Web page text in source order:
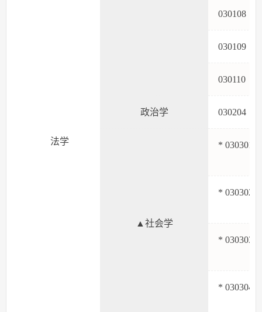
法学
政治学
▲社会学
* 030301
* 030302
* 030303
* 030304